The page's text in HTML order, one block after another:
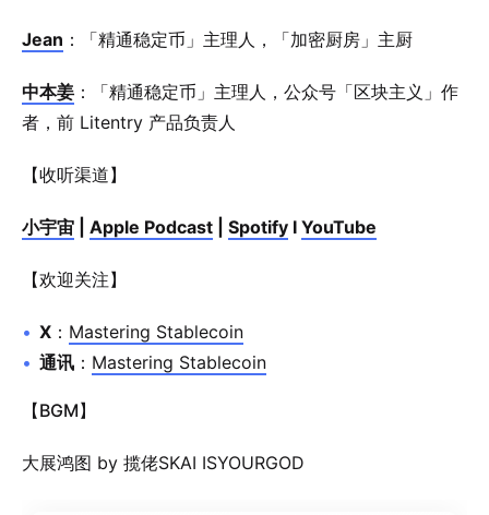
Jean ：「精通稳定币」主理人，「加密厨房」主厨
中本姜 ：「精通稳定币」主理人，公众号「区块主义」作
者，前 Litentry 产品负责人
【收听渠道】
小宇宙 Apple Podcast Spotify I YouTube
【欢迎关注】
X ： Mastering Stablecoin
通讯 ： Mastering Stablecoin
【BGM】
大展鸿图 by 揽佬SKAI ISYOURGOD